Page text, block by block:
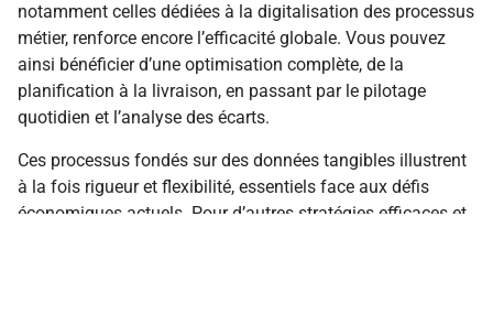
notamment celles dédiées à la digitalisation des processus
métier, renforce encore l’efficacité globale. Vous pouvez
ainsi bénéficier d’une optimisation complète, de la
planification à la livraison, en passant par le pilotage
quotidien et l’analyse des écarts.
Ces processus fondés sur des données tangibles illustrent
à la fois rigueur et flexibilité, essentiels face aux défis
économiques actuels. Pour d’autres stratégies efficaces et